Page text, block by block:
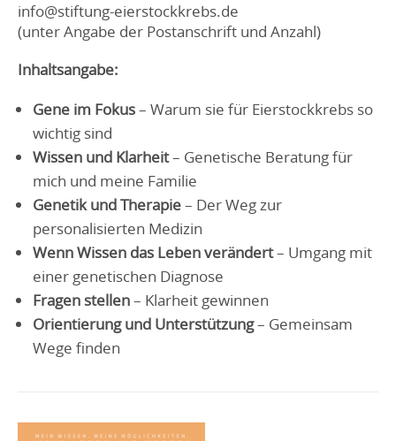
info@stiftung-eierstockkrebs.de
(unter Angabe der Postanschrift und Anzahl)
Inhaltsangabe:
Gene im Fokus– Warum sie für Eierstockkrebs so
wichtig sind
Wissen und Klarheit– Genetische Beratung für
mich und meine Familie
Genetik und Therapie– Der Weg zur
personalisierten Medizin
Wenn Wissen das Leben verändert– Umgang mit
einer genetischen Diagnose
Fragen stellen– Klarheit gewinnen
Orientierung und Unterstützung– Gemeinsam
Wege finden